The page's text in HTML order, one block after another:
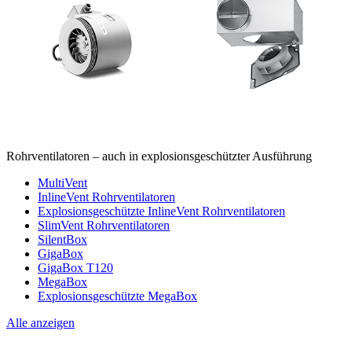
Rohrventilatoren – auch in explosionsgeschützter Ausführung
MultiVent
InlineVent Rohrventilatoren
Explosionsgeschützte InlineVent Rohrventilatoren
SlimVent Rohrventilatoren
SilentBox
GigaBox
GigaBox T120
MegaBox
Explosionsgeschützte MegaBox
Alle anzeigen